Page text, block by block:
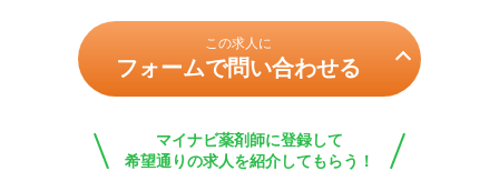
この求人に
フォームで問い合わせる
マイナビ薬剤師に登録して
希望通りの求人を紹介してもらう！